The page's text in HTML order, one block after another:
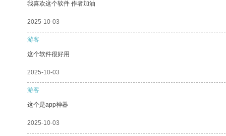
我喜欢这个软件 作者加油
2025-10-03
游客
这个软件很好用
2025-10-03
游客
这个是app神器
2025-10-03